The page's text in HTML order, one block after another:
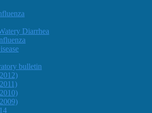
Diarrhea
bulletin